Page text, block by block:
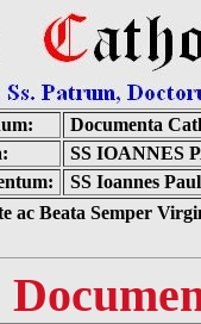
Documenta
SS IOANNES
SS Ioannes
ac Beata Semper